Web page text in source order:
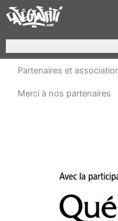
Aller
au
Partenaires et
Merci à nos partenaires